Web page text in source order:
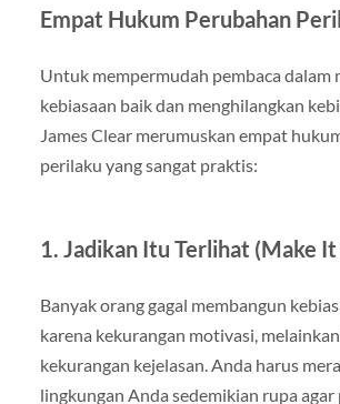
Empat Hukum Perubahan
Untuk mempermudah pembaca dalam
kebiasaan baik dan menghilangkan
James Clear merumuskan empat
perilaku yang sangat praktis:
1. Jadikan Itu Terlihat (Make
Banyak orang gagal membangun
karena kekurangan motivasi,
kekurangan kejelasan. Anda harus
lingkungan Anda sedemikian rupa